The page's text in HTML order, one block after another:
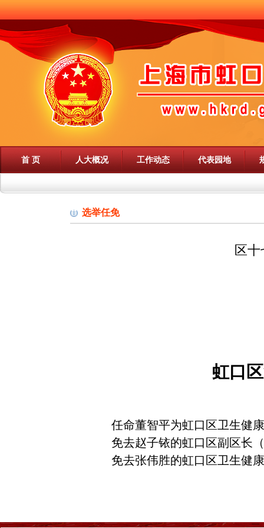
首 页 人大概况 工作动态 代表园地
选举任免
区
虹口
任命董智平为虹口区卫生健
免去赵子铱的虹口区副区长
免去张伟胜的虹口区卫生健